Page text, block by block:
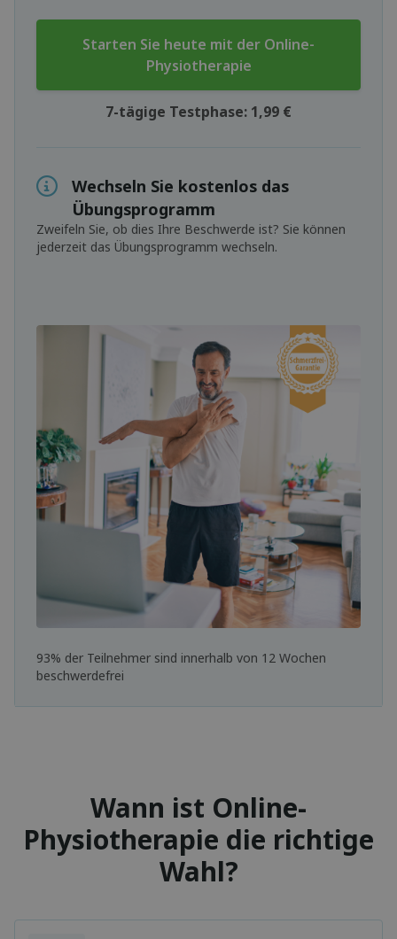
Starten Sie heute mit der Online-
Physiotherapie
7-tägige Testphase: 1,99 €
93% der Teilnehmer sind innerhalb von 12 Wochen
beschwerdefrei
Wechseln Sie kostenlos das
Übungsprogramm
Zweifeln Sie, ob dies Ihre Beschwerde ist? Sie können
jederzeit das Übungsprogramm wechseln.
Wann ist Online-
Physiotherapie die richtige
Wahl?